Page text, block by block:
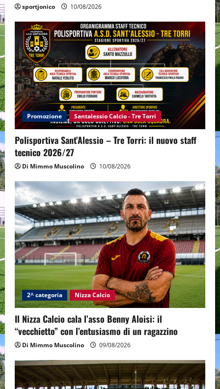
sportjonico 10/08/2026
Promozione Santalessio Calcio - Tre Torri
Polisportiva Sant’Alessio – Tre Torri: il nuovo staff
tecnico 2026/27
Di Mimmo Muscolino 10/08/2026
2^ categoria Nizza Calcio
Il Nizza Calcio cala l’asso Benny Aloisi: il
“vecchietto” con l’entusiasmo di un ragazzino
Di Mimmo Muscolino 09/08/2026